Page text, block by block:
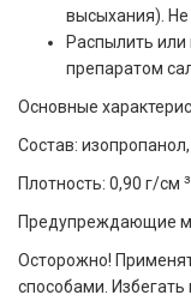
высыхания).
Распылить или
препаратом
Основные
Состав:
Плотность: 0,90 г/см з
Предупреждающие
Осторожно!
способами.